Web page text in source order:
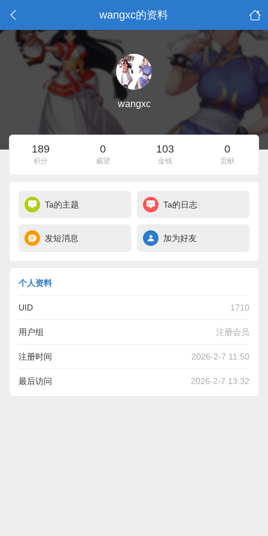
wangxc的资料
wangxc
189
积分
0
威望
103
金钱
0
贡献
Ta的主题 Ta的日志
发短消息 加为好友
个人资料
UID 1710
用户组 注册会员
注册时间 2026-2-7 11:50
最后访问 2026-2-7 13:32